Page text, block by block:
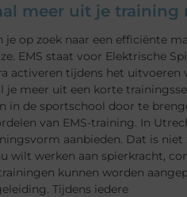
meer uit je training
je op zoek naar een efficiënte
EMS staat voor Elektrische
activeren tijdens het
je meer uit een korte
in de sportschool door te
van EMS-training. In
aanbieden. Dat is
wilt werken aan spierkracht,
kunnen worden
Tijdens iedere